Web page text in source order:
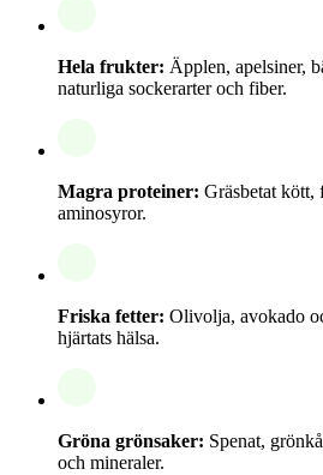
Hela frukter: Äpplen, apelsiner,
naturliga sockerarter och fiber.
Magra proteiner: Gräsbetat
aminosyror.
Friska fetter: Olivolja, avokado
hjärtats hälsa.
Gröna grönsaker: Spenat,
och mineraler.